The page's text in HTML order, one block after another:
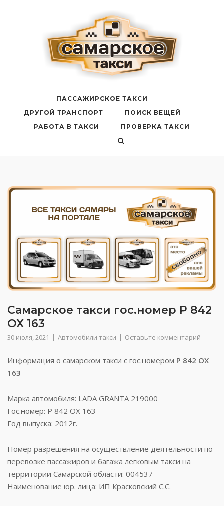
ПАССАЖИРСКОЕ ТАКСИ
ДРУГОЙ ТРАНСПОРТ
ПОИСК ВЕЩЕЙ
РАБОТА В ТАКСИ
ПРОВЕРКА ТАКСИ
Самарское такси гос.номер Р 842
ОХ 163
30 июля, 2021 Автомобили такси Оставьте комментарий
Информация о самарском такси с гос.номером Р 842 ОХ
163
Марка автомобиля: LADA GRANTA 219000
Гос.номер: Р 842 ОХ 163
Год выпуска: 2012г.
Номер разрешения на осуществление деятельности по
перевозке пассажиров и багажа легковым такси на
территории Самарской области: 004537
Наименование юр. лица: ИП Красковский С.С.